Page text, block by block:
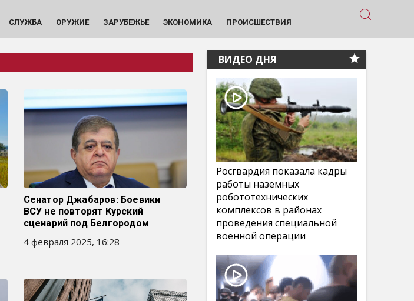
СЛУЖБА ОРУЖИЕ ЗАРУБЕЖЬЕ ЭКОНОМИКА ПРОИСШЕСТВИЯ
Сенатор Джабаров: Боевики
ВСУ не повторят Курский
сценарий под Белгородом
4 февраля 2025, 16:28
ВИДЕО ДНЯ
Росгвардия показала кадры
работы наземных
робототехнических
комплексов в районах
проведения специальной
военной операции